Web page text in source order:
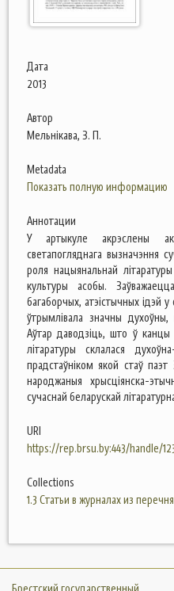
Дата
2013
Автор
Мельнікава, З. П.
Metadata
Показать полную информацию
Аннотации
У артыкуле акрэслены
светапогляднага вызначэння
роля нацыянальнай
культуры асобы.
багаборчых, атэістычных ідэй у
ўтрымлівала значны
Аўтар даводзіць, што ў
літаратуры склалася
прадстаўніком якой стаў
народжаныя хрысціянска-
сучаснай беларускай
URI
https://rep.brsu.by:443/handle/
Collections
1.3 Статьи в журналах из